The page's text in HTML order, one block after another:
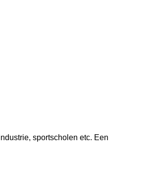
sportscholen etc. Een